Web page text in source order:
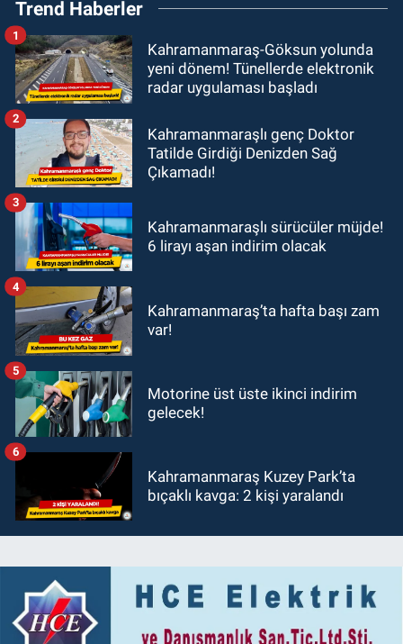
Trend Haberler
Kahramanmaraş-Göksun yolunda
yeni dönem! Tünellerde elektronik
radar uygulaması başladı
1
Kahramanmaraşlı genç Doktor
Tatilde Girdiği Denizden Sağ
Çıkamadı!
2
Kahramanmaraşlı sürücüler müjde!
6 lirayı aşan indirim olacak
3
Kahramanmaraş’ta hafta başı zam
var!
4
Motorine üst üste ikinci indirim
gelecek!
5
Kahramanmaraş Kuzey Park’ta
bıçaklı kavga: 2 kişi yaralandı
6